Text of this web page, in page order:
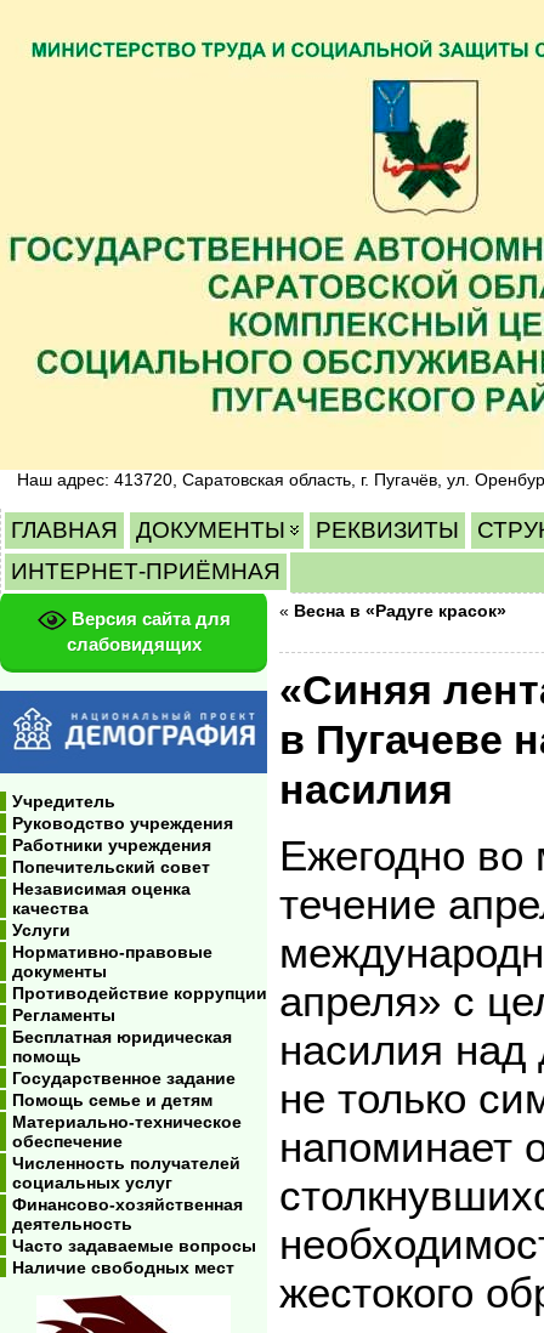
Наш адрес: 413720, Саратовская область, г. Пугачёв, ул.
ГЛАВНАЯ ДОКУМЕНТЫ РЕКВИЗИТЫ
ИНТЕРНЕТ-ПРИЁМНАЯ
Версия сайта для
слабовидящих
Учредитель
Руководство учреждения
Работники учреждения
Попечительский совет
Независимая оценка
качества
Услуги
Нормативно-правовые
документы
Противодействие коррупции
Регламенты
Бесплатная юридическая
помощь
Государственное задание
Помощь семье и детям
Материально-техническое
обеспечение
Численность получателей
социальных услуг
Финансово-хозяйственная
деятельность
Часто задаваемые вопросы
Наличие свободных мест
« Весна в «Радуге красок»
«Синяя
в Пугачеве
насилия
Ежегодно во
течение
апреля» с
насилия
не только
напоминает
жестокого